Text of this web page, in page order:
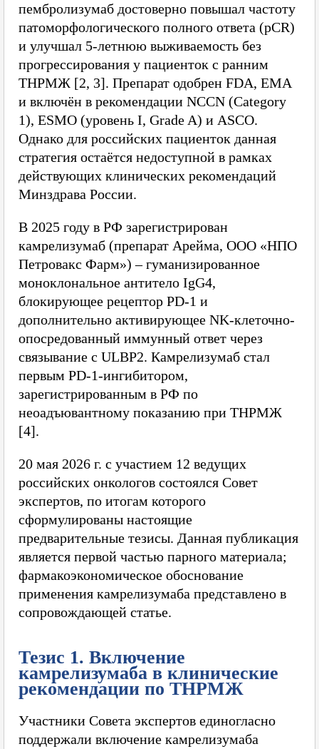
пембролизумаб достоверно повышал частоту
патоморфологического полного ответа (pCR)
и улучшал 5-летнюю выживаемость без
прогрессирования у пациенток с ранним
ТНРМЖ [2, 3]. Препарат одобрен FDA, EMA
и включён в рекомендации NCCN (Category
1), ESMO (уровень I, Grade A) и ASCO.
Однако для российских пациенток данная
стратегия остаётся недоступной в рамках
действующих клинических рекомендаций
Минздрава России.
В 2025 году в РФ зарегистрирован
камрелизумаб (препарат Арейма, ООО «НПО
Петровакс Фарм») – гуманизированное
моноклональное антитело IgG4,
блокирующее рецептор PD-1 и
дополнительно активирующее NK-клеточно-
опосредованный иммунный ответ через
связывание с ULBP2. Камрелизумаб стал
первым PD-1-ингибитором,
зарегистрированным в РФ по
неоадъювантному показанию при ТНРМЖ
[4].
20 мая 2026 г. с участием 12 ведущих
российских онкологов состоялся Совет
экспертов, по итогам которого
сформулированы настоящие
предварительные тезисы. Данная публикация
является первой частью парного материала;
фармакоэкономическое обоснование
применения камрелизумаба представлено в
сопровождающей статье.
Тезис 1. Включение
камрелизумаба в клинические
рекомендации по ТНРМЖ
Участники Совета экспертов единогласно
поддержали включение камрелизумаба